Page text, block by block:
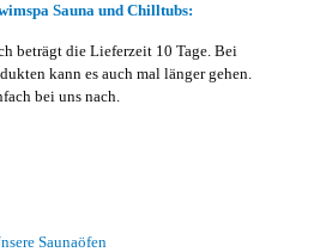
Sauna und Chilltubs:
beträgt die Lieferzeit 10 Tage. Bei
kann es auch mal länger gehen.
bei uns nach.
Saunaöfen